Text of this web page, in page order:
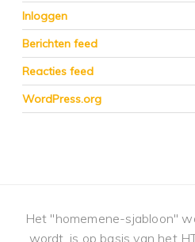
Inloggen
Berichten feed
Reacties feed
WordPress.org
Het "homemene-sjabloon"
wordt, is op basis van het